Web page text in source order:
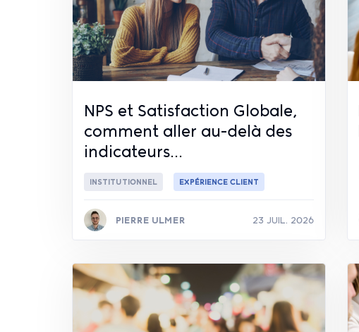
NPS et Satisfaction Globale,
comment aller au-delà des
indicateurs...
INSTITUTIONNEL EXPÉRIENCE CLIENT
PIERRE ULMER 23 JUIL. 2026